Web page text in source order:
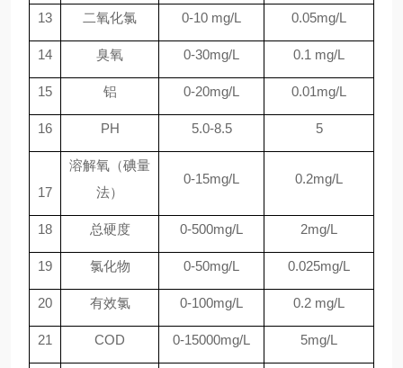
13 二氧化氯 0-10 mg/L 0.05mg/L
14 臭氧 0-30mg/L 0.1 mg/L
15 铝 0-20mg/L 0.01mg/L
16 PH 5.0-8.5 5
17
溶解氧（碘量
法）
0-15mg/L 0.2mg/L
18 总硬度 0-500mg/L 2mg/L
19 氯化物 0-50mg/L 0.025mg/L
20 有效氯 0-100mg/L 0.2 mg/L
21 COD 0-15000mg/L 5mg/L